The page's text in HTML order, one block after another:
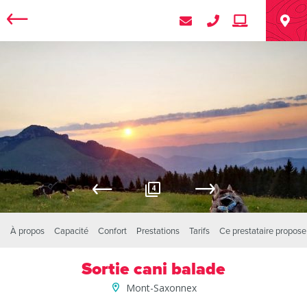
4
À propos Capacité Confort Prestations Tarifs Ce prestataire propose
Sortie cani balade
Mont-Saxonnex